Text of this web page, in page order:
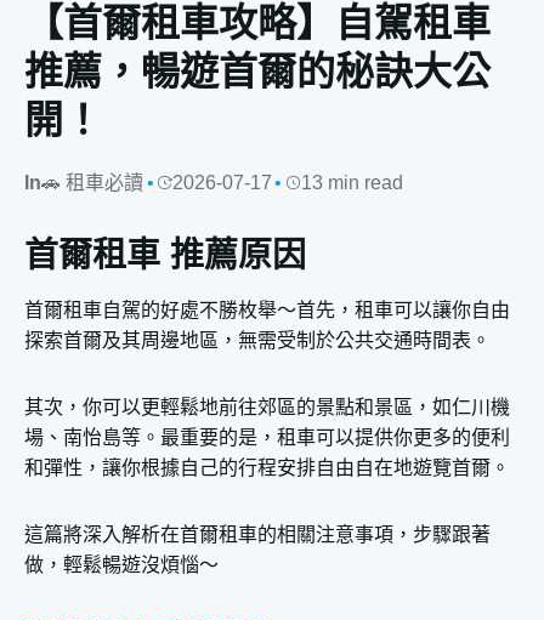
【首爾租車攻略】自駕租車
推薦，暢遊首爾的秘訣大公
開！
In🚗 租車必讀 2026-07-17 13 min read
首爾租車 推薦原因
首爾租車自駕的好處不勝枚舉～首先，租車可以讓你自由
探索首爾及其周邊地區，無需受制於公共交通時間表。
其次，你可以更輕鬆地前往郊區的景點和景區，如仁川機
場、南怡島等。最重要的是，租車可以提供你更多的便利
和彈性，讓你根據自己的行程安排自由自在地遊覽首爾。
這篇將深入解析在首爾租車的相關注意事項，步驟跟著
做，輕鬆暢遊沒煩惱～